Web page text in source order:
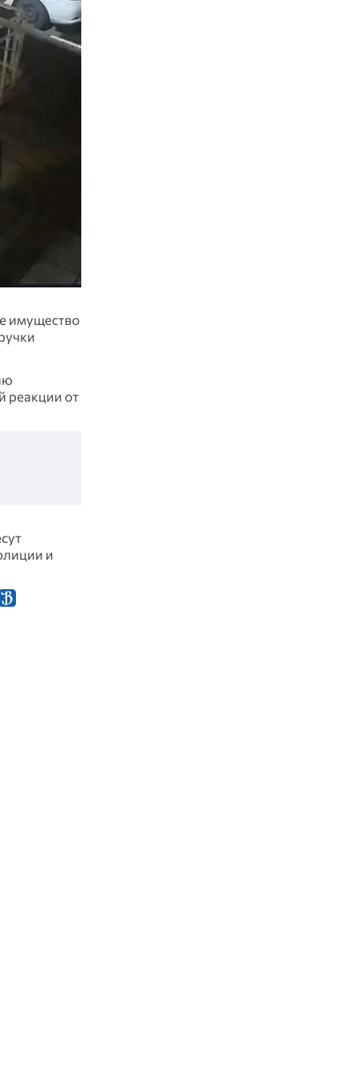
имущество
реакции от
и